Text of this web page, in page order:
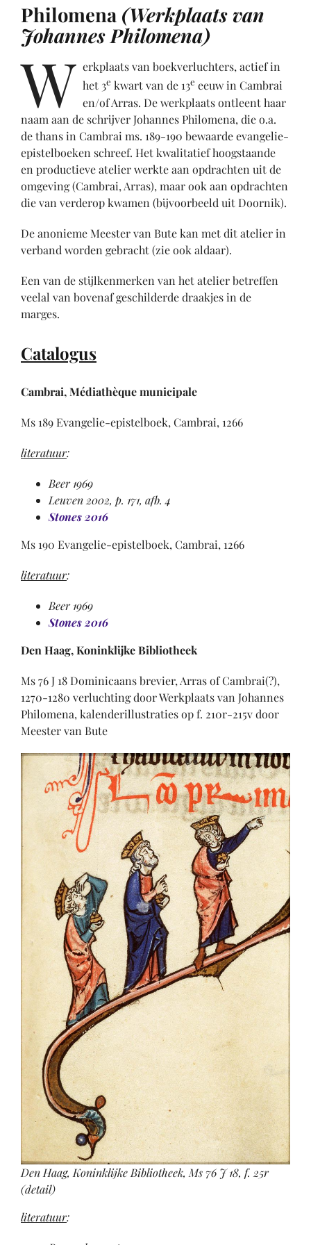
Philomena (Werkplaats van
Johannes Philomena)
W erkplaats van boekverluchters, actief in
het 3e kwart van de 13e eeuw in Cambrai
en/of Arras. De werkplaats ontleent haar
naam aan de schrijver Johannes Philomena, die o.a.
de thans in Cambrai ms. 189-190 bewaarde evangelie-
epistelboeken schreef. Het kwalitatief hoogstaande
en productieve atelier werkte aan opdrachten uit de
omgeving (Cambrai, Arras), maar ook aan opdrachten
die van verderop kwamen (bijvoorbeeld uit Doornik).
De anonieme Meester van Bute kan met dit atelier in
verband worden gebracht (zie ook aldaar).
Een van de stijlkenmerken van het atelier betreffen
veelal van bovenaf geschilderde draakjes in de
marges.
Catalogus
Cambrai, Médiathèque municipale
Ms 189 Evangelie-epistelboek, Cambrai, 1266
literatuur:
Beer 1969
Leuven 2002, p. 171, afb. 4
Stones 2016
Ms 190 Evangelie-epistelboek, Cambrai, 1266
literatuur:
Beer 1969
Stones 2016
Den Haag, Koninklijke Bibliotheek
Ms 76 J 18 Dominicaans brevier, Arras of Cambrai(?),
1270-1280 verluchting door Werkplaats van Johannes
Philomena, kalenderillustraties op f. 210r-215v door
Meester van Bute
Den Haag, Koninklijke Bibliotheek, Ms 76 J 18, f. 25r
(detail)
literatuur: